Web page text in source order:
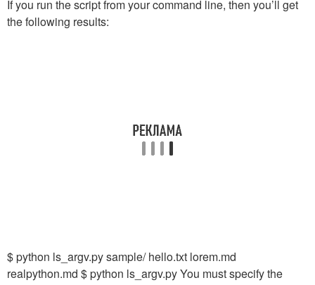
If you run the script from your command line, then you’ll get
the following results:
$ python ls_argv.py sample/ hello.txt lorem.md
realpython.md $ python ls_argv.py You must specify the